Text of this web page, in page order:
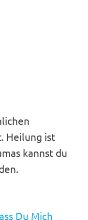
Heilung ist
kannst du
Du Mich